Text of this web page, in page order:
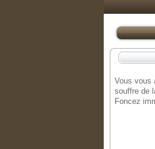
Vous vous
souffre de
Foncez